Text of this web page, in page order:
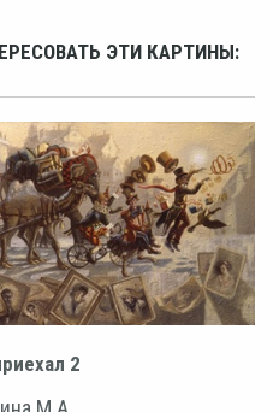
ЭТИ КАРТИНЫ:
2